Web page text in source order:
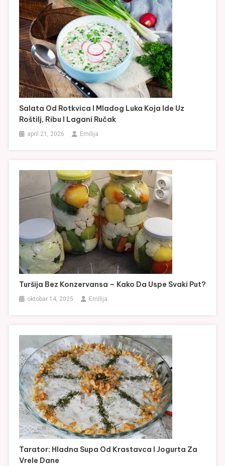
Salata Od Rotkvica I Mladog Luka Koja Ide Uz
Roštilj, Ribu I Lagani Ručak
april 21, 2026 Emilija
Turšija Bez Konzervansa – Kako Da Uspe Svaki Put?
oktobar 14, 2025 Emilija
Tarator: Hladna Supa Od Krastavca I Jogurta Za
Vrele Dane